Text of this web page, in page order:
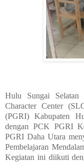
Hulu Sungai
Character Center
(PGRI) Kabupaten
dengan PCK PGRI
PGRI Daha Utara
Pembelajaran
Kegiatan ini diikuti